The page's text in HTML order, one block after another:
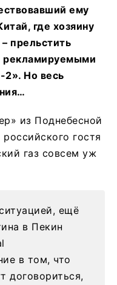
ему
где хозяину
прельстить
рекламируемыми
Но весь
из Поднебесной
гостя
газ совсем уж
ещё
в Пекин
в том, что
договориться,